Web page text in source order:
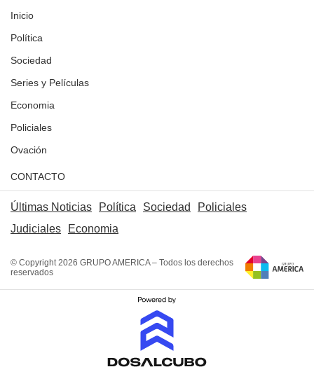
Inicio
Política
Sociedad
Series y Películas
Economia
Policiales
Ovación
CONTACTO
Últimas Noticias Política Sociedad
Policiales
Judiciales
Economia
© Copyright 2026 GRUPO AMERICA – Todos los derechos
reservados